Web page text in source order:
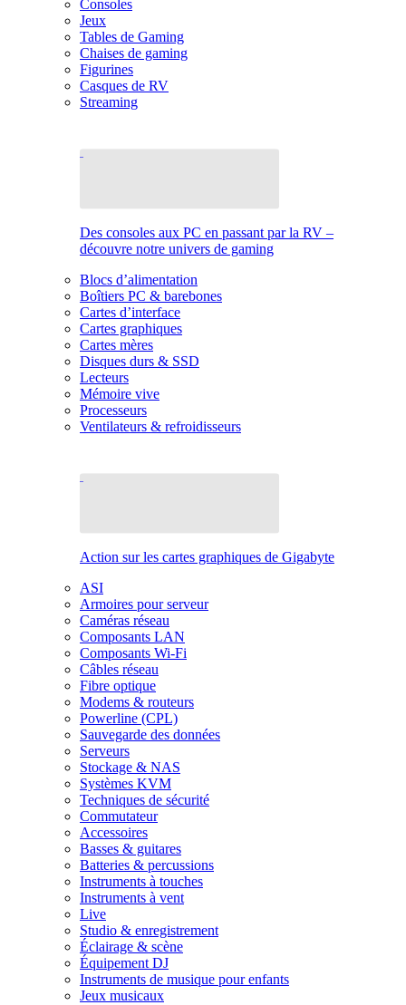
Consoles
Jeux
Tables de Gaming
Chaises de gaming
Figurines
Casques de RV
Streaming
Des consoles aux PC en passant par la RV –
découvre notre univers de gaming
Blocs d’alimentation
Boîtiers PC & barebones
Cartes d’interface
Cartes graphiques
Cartes mères
Disques durs & SSD
Lecteurs
Mémoire vive
Processeurs
Ventilateurs & refroidisseurs
Action sur les cartes graphiques de Gigabyte
ASI
Armoires pour serveur
Caméras réseau
Composants LAN
Composants Wi-Fi
Câbles réseau
Fibre optique
Modems & routeurs
Powerline (CPL)
Sauvegarde des données
Serveurs
Stockage & NAS
Systèmes KVM
Techniques de sécurité
Commutateur
Accessoires
Basses & guitares
Batteries & percussions
Instruments à touches
Instruments à vent
Live
Studio & enregistrement
Éclairage & scène
Équipement DJ
Instruments de musique pour enfants
Jeux musicaux